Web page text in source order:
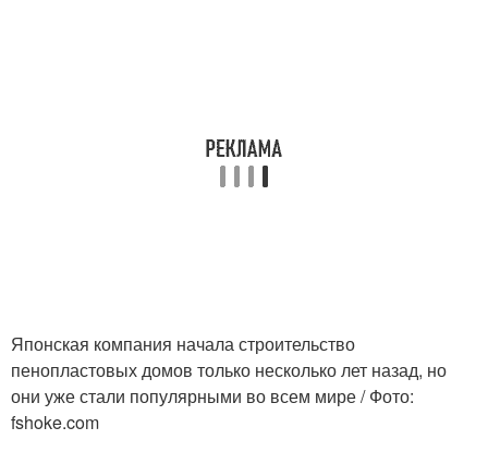
Японская компания начала строительство
пенопластовых домов только несколько лет назад, но
они уже стали популярными во всем мире / Фото:
fshoke.com